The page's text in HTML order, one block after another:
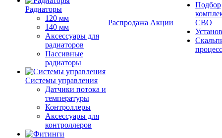
Радиаторы
120 мм
140 мм
Аксессуары для
радиаторов
Пассивные
радиаторы
Системы управления
Датчики потока и
температуры
Контроллеры
Аксессуары для
контроллеров
Распродажа Акции
Подбор
СВО